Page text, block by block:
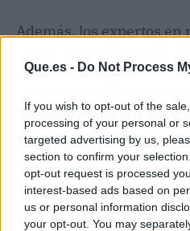
Que.es - Do Not Process
If you wish to opt-out of the
processing of your personal or
targeted advertising by us,
section to confirm your
opt-out request is processed
interest-based ads based on
us or personal information
your opt-out. You may
Además, los expertos en
importancia de cuidar
una alimentación
físico y emocional. En
psicológica de la mano
los de Contigo
resultar alternativa
gestionar las
progresivamente la